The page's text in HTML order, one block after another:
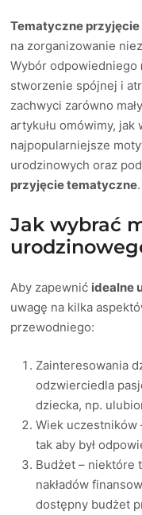
Tematyczne
na zorganizowanie
Wybór odpowiedniego
stworzenie spójnej i
zachwyci zarówno
artykułu omówimy,
najpopularniejsze
urodzinowych oraz
przyjęcie tematyczne.
Jak wybrać
Aby zapewnić idealne
uwagę na kilka
przewodniego:
Zainteresowania
odzwierciedla
dziecka, np.
Wiek uczestników
tak aby był
Budżet – niektóre
nakładów
dostępny budżet